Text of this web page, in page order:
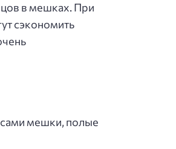
в мешках. При
сэкономить
сами мешки, полые